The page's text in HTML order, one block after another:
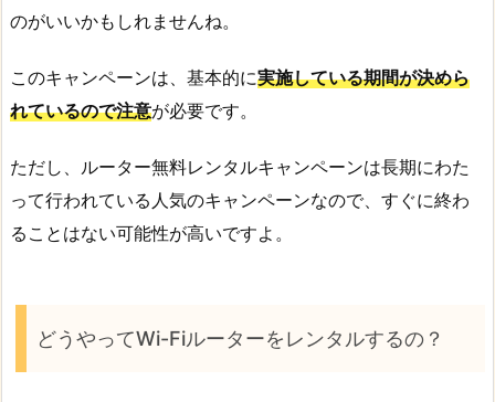
のがいいかもしれませんね。
このキャンペーンは、基本的に実施している期間が決めら
れているので注意が必要です。
ただし、ルーター無料レンタルキャンペーンは長期にわた
って行われている人気のキャンペーンなので、すぐに終わ
ることはない可能性が高いですよ。
どうやってWi-Fiルーターをレンタルするの？